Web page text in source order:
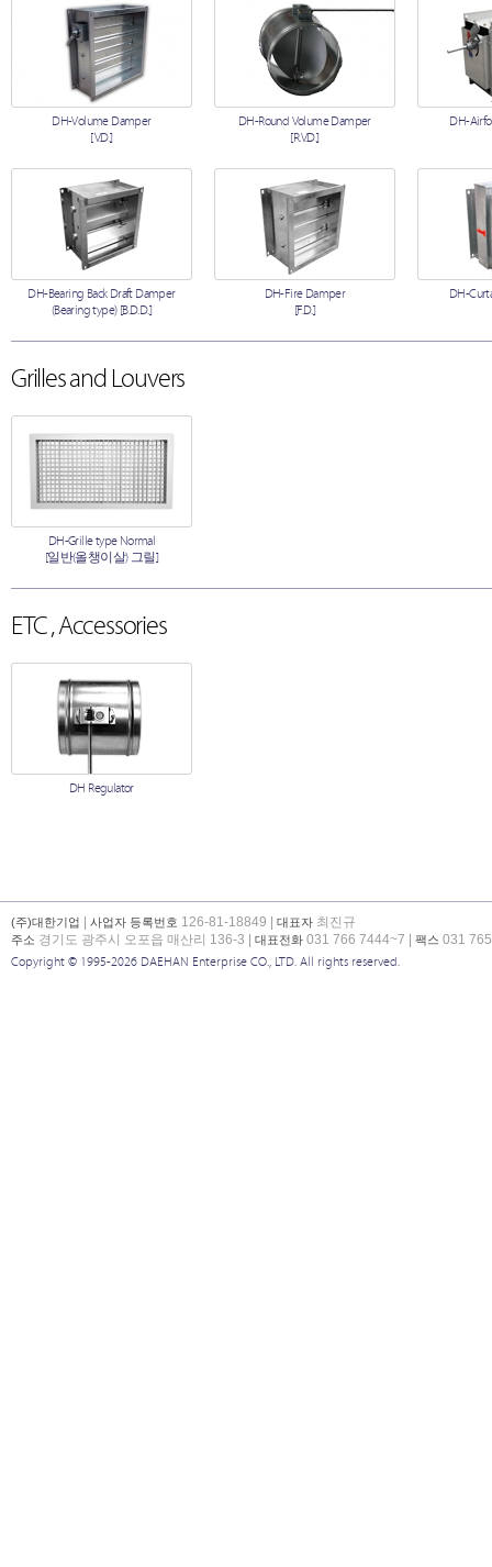
DH-Volume Damper
[V.D.]
DH-Round Volume Damper
[R.V.D.]
DH-
DH-Bearing Back Draft Damper
(Bearing type) [B.D.D.]
DH-Fire Damper
[F.D.]
DH-
Grilles and Louvers
DH-Grille type Normal
[일반(올챙이살) 그릴]
ETC , Accessories
DH Regulator
(주)대한기업 사업자 등록번호 126-81-18849 | 대표자 최진규
주소 경기도 광주시 오포읍 매산리 136-3 | 대표전화 031 766 7444~7 | 팩스 031
Copyright © 1995-2026 DAEHAN Enterprise CO., LTD. All rights reserved.